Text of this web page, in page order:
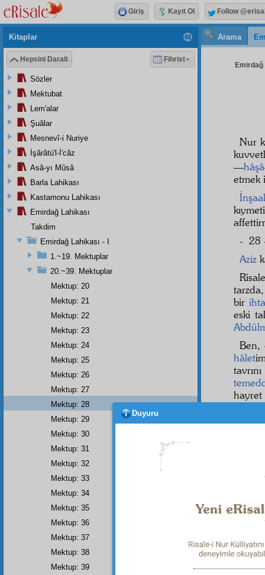
Arama
Emirdağ
Nur
—hâşâ
etmek
- 28
Aziz
bir
eski
Ben,
hâlet
çok
Kitaplar
Hepsini Daralt Fihrist
Sözler
Mektubat
Lem'alar
Şuâlar
Mesnevî-i Nuriye
İşârâtü'l-İ'câz
Asâ-yı Mûsâ
Barla Lahikası
Kastamonu Lahikası
Emirdağ Lahikası
Takdim
Emirdağ Lahikası - I
1.~19. Mektuplar
20.~39. Mektuplar
Mektup: 20
Mektup: 21
Mektup: 22
Mektup: 23
Mektup: 24
Mektup: 25
Mektup: 26
Mektup: 27
Mektup: 28
Mektup: 29
Mektup: 30
Mektup: 31
Mektup: 32
Mektup: 33
Mektup: 34
Mektup: 35
Mektup: 36
Mektup: 37
Mektup: 38
Mektup: 39
Giriş Kayıt Ol Follow
Duyuru